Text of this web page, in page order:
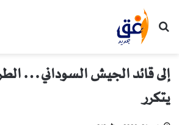
بحث عن
إلى قائد الجيش السوداني…
يتكرر